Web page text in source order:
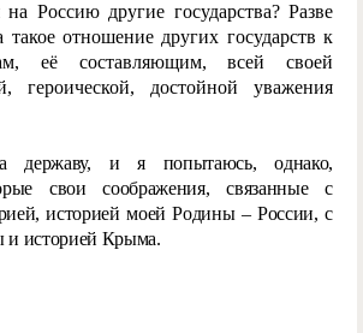
на Россию другие государства? Разве
такое отношение других государств к
её составляющим, всей своей
героической, достойной уважения
державу, и я попытаюсь, однако,
свои соображения, связанные с
историей моей Родины – России, с
и историей Крыма.